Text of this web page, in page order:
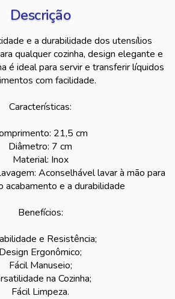
Descrição
e a durabilidade dos utensílios
qualquer cozinha, design elegante e
é ideal para servir e transferir líquidos
com facilidade.
Características:
21,5 cm
Diâmetro: 7 cm
Material: Inox
Aconselhável lavar à mão para
acabamento e a durabilidade
Benefícios:
e Resistência;
Design Ergonômico;
Fácil Manuseio;
na Cozinha;
Fácil Limpeza.